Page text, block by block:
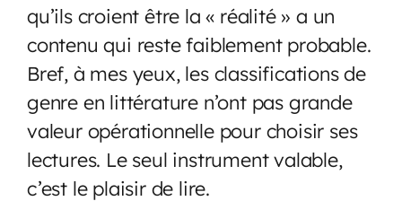
qu’ils croient être la « réalité » a un
contenu qui reste faiblement probable.
Bref, à mes yeux, les classifications de
genre en littérature n’ont pas grande
valeur opérationnelle pour choisir ses
lectures. Le seul instrument valable,
c’est le plaisir de lire.